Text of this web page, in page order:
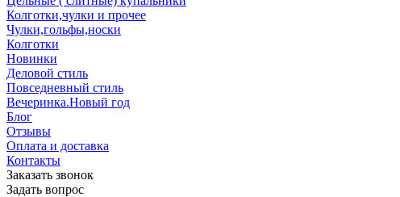
Колготки,чулки и прочее
Чулки,гольфы,носки
Колготки
Новинки
Деловой стиль
Повседневный стиль
Вечеринка.Новый год
Блог
Отзывы
Оплата и доставка
Контакты
Заказать звонок
Задать вопрос